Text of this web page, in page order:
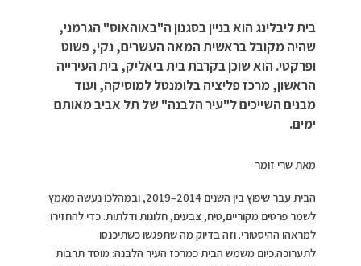
בית ליבלינג הוא בניין בסגנון ה"באוהאוס" הגרמני,
שהיה מקובל בראשית המאה העשרים, נקי, פשוט
ופרקטי. הוא שוכן בקרבת בית ביאליק, בית העירייה
הראשון, מרכז פליציה בלומנטל למוסיקה, ועוד
מבנים השייכים ל"עיר הלבנה" של תל אביב מאותם
ימים.
מאת שרי זומר
הבית עבר שיפוץ בין השנים 2014–2019, ובמהלכו נעשה מאמץ
לשמר פרטים מקוריים,טיח, צבעים, חלונות ודלתות. כדי להחזירו
למראהו ההיסטורי. וזה בדיוק מה שתפגשו כשתיכנסו
לתערוכה.כיום משמש הבית כמרכז העיר הלבנה: מוסד תרבות